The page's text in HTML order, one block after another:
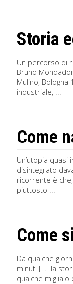
Storia
Un percorso di
Bruno
Mulino,
industriale, ...
Come
Un’utopia
disintegrato
ricorrente è
piuttosto ...
Come
Da qualche
minuti […] la
qualche